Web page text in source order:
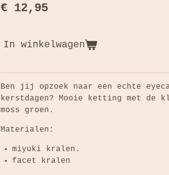
€ 12,95
In winkelwagen
Ben jij opzoek naar een echte
kerstdagen? Mooie ketting met de
moss groen.
Materialen:
miyuki kralen.
facet kralen